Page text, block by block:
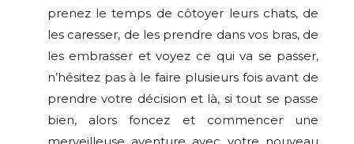
prenez le temps de côtoyer leurs chats, de
les caresser, de les prendre dans vos bras, de
les embrasser et voyez ce qui va se passer,
n’hésitez pas à le faire plusieurs fois avant de
prendre votre décision et là, si tout se passe
bien, alors foncez et commencer une
merveilleuse aventure avec votre nouveau